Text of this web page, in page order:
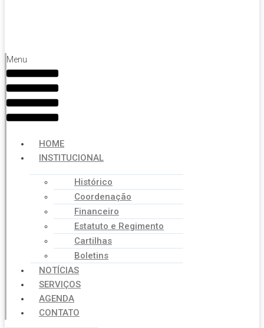
Menu
HOME
INSTITUCIONAL
Histórico
Coordenação
Financeiro
Estatuto e Regimento
Cartilhas
Boletins
NOTÍCIAS
SERVIÇOS
AGENDA
CONTATO